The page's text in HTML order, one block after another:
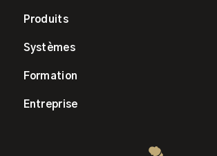
Produits
Systèmes
Formation
Entreprise